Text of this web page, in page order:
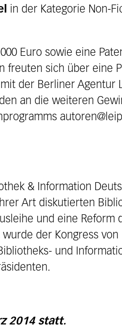
in der Kategorie Non-
Euro sowie eine
freuten sich über eine
der Berliner Agentur
an die weiteren
& Information
Art diskutierten
und eine Reform
der Kongress
und
2014 statt.